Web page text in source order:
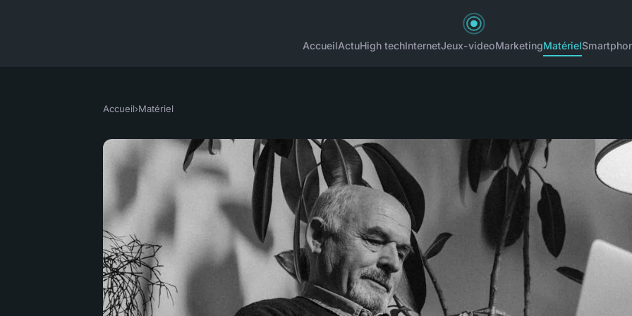
AccueilActuHigh techInternetJeux-videoMarketingMatériel
Accueil›Matériel